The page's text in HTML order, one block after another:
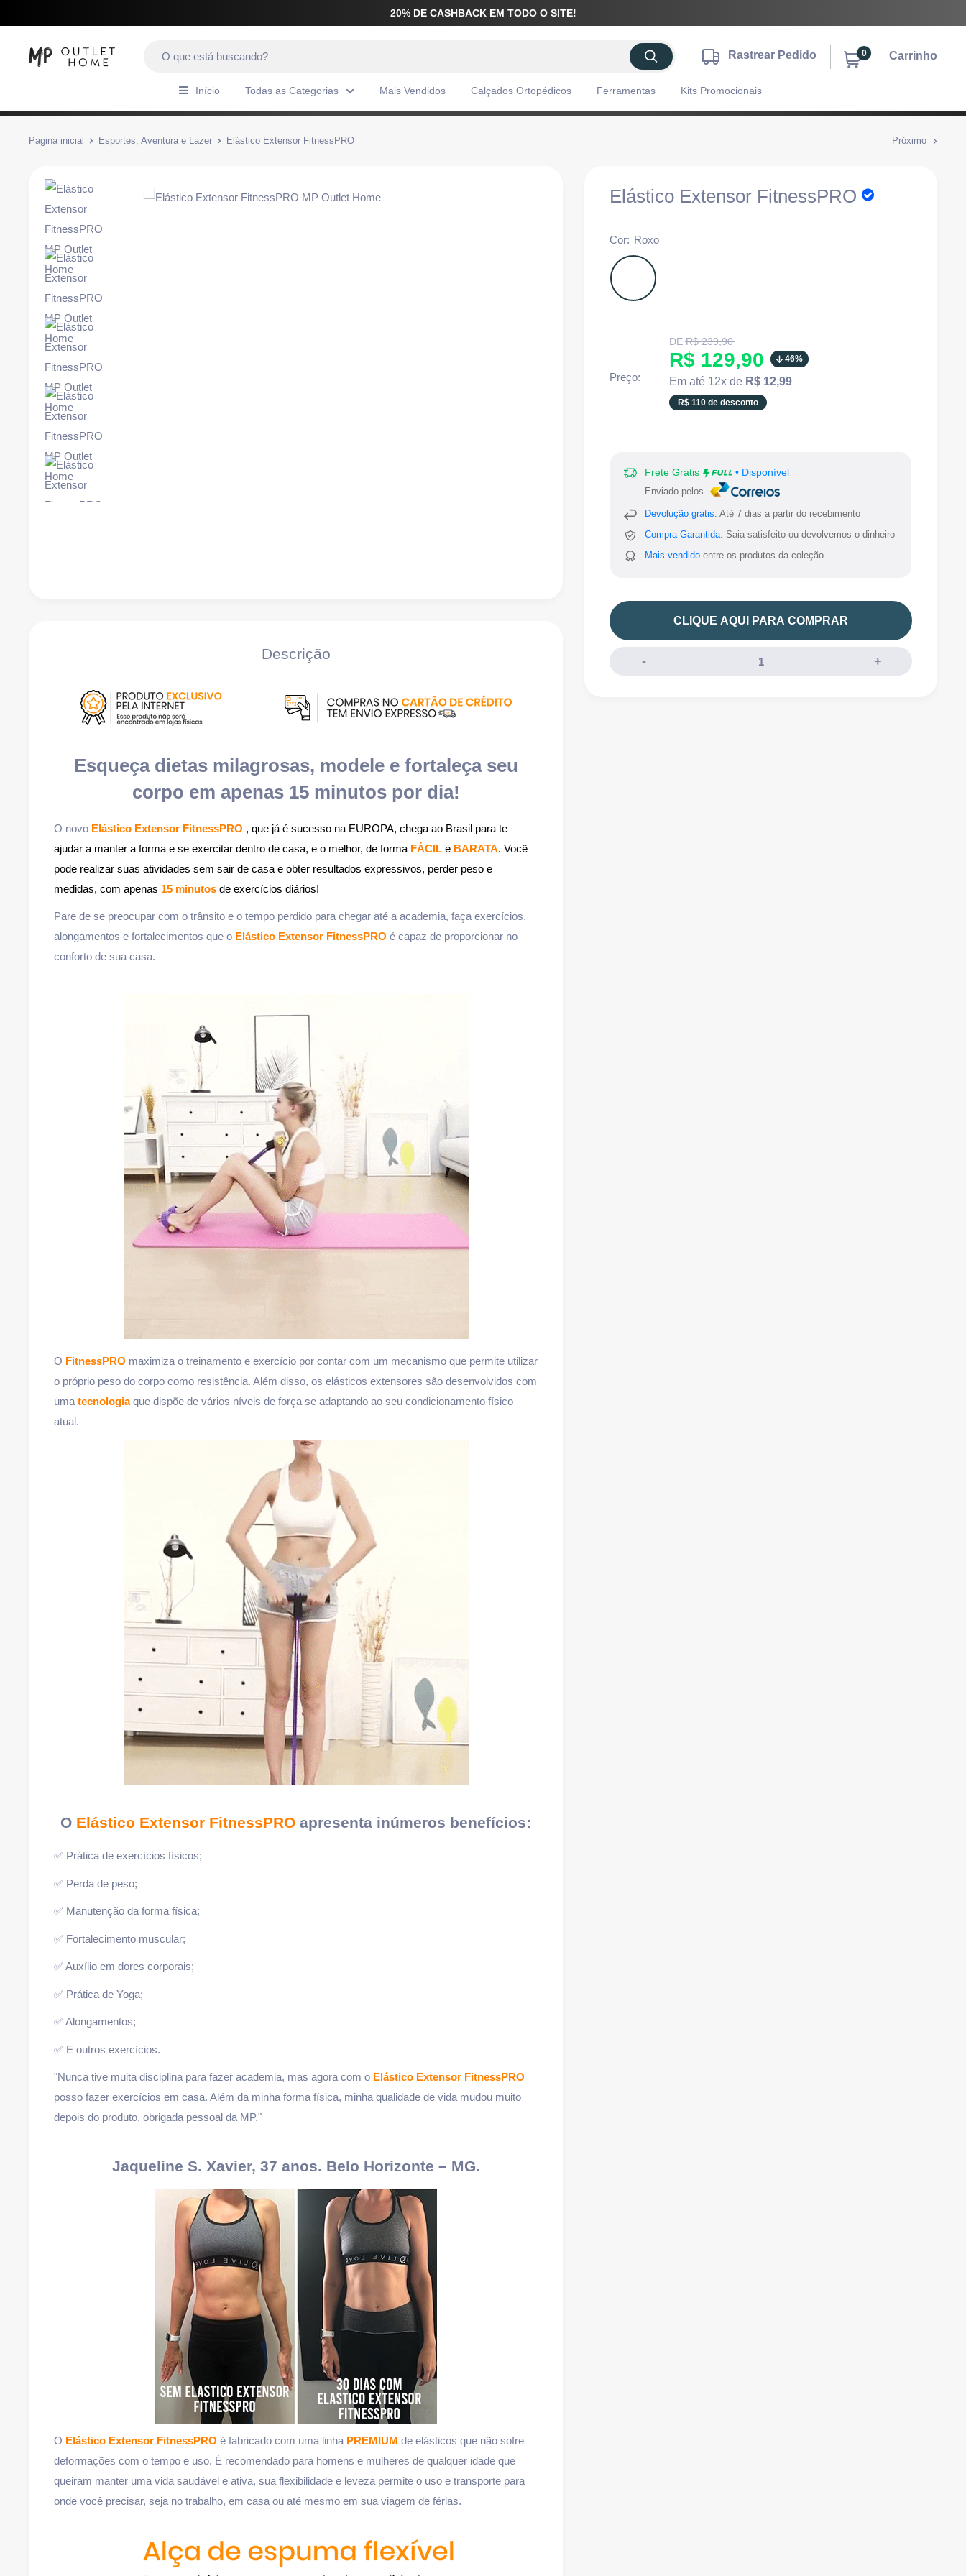
20% DE CASHBACK EM TODO O SITE!
Rastrear Pedido 0 Carrinho
Início Todas as Categorias Mais Vendidos Calçados Ortopédicos Ferramentas Kits Promocionais
Pagina inicial Esportes, Aventura e Lazer Elástico Extensor FitnessPRO Próximo
Elástico Extensor FitnessPRO
Cor: Roxo
Preço:
DETranslation
missing:
pt-
BR.product.general.regular_price
R$ 239,90
Translation
missing:
pt-
R$ 129,90 46%
Em até 12x de R$ 12,99
R$ 110 de desconto
Frete Grátis • Disponível
Enviado pelos
Devolução grátis. Até 7 dias a partir do recebimento
Compra Garantida. Saia satisfeito ou devolvemos o dinheiro
Mais vendido entre os produtos da coleção.
CLIQUE AQUI PARA COMPRAR
Descrição
Esqueça dietas milagrosas, modele e fortaleça seu
corpo em apenas 15 minutos por dia!
O novo Elástico Extensor FitnessPRO , que já é sucesso na EUROPA, chega ao Brasil para te
ajudar a manter a forma e se exercitar dentro de casa, e o melhor, de forma FÁCIL e BARATA. Você
pode realizar suas atividades sem sair de casa e obter resultados expressivos, perder peso e
medidas, com apenas 15 minutos de exercícios diários!
Pare de se preocupar com o trânsito e o tempo perdido para chegar até a academia, faça exercícios,
alongamentos e fortalecimentos que o Elástico Extensor FitnessPRO é capaz de proporcionar no
conforto de sua casa.
O FitnessPRO maximiza o treinamento e exercício por contar com um mecanismo que permite utilizar
o próprio peso do corpo como resistência. Além disso, os elásticos extensores são desenvolvidos com
uma tecnologiaque dispõe de vários níveis de força se adaptando ao seu condicionamento físico
atual.
O Elástico Extensor FitnessPRO apresenta inúmeros benefícios:
✅ Prática de exercícios físicos;
✅ Perda de peso;
✅ Manutenção da forma física;
✅ Fortalecimento muscular;
✅ Auxílio em dores corporais;
✅ Prática de Yoga;
✅ Alongamentos;
✅ E outros exercícios.
"Nunca tive muita disciplina para fazer academia, mas agora com o Elástico Extensor FitnessPRO
posso fazer exercícios em casa. Além da minha forma física, minha qualidade de vida mudou muito
depois do produto, obrigada pessoal da MP."
Jaqueline S. Xavier, 37 anos. Belo Horizonte – MG.
O Elástico Extensor FitnessPRO é fabricado com uma linha PREMIUM de elásticos que não sofre
deformações com o tempo e uso. É recomendado para homens e mulheres de qualquer idade que
queiram manter uma vida saudável e ativa, sua flexibilidade e leveza permite o uso e transporte para
onde você precisar, seja no trabalho, em casa ou até mesmo em sua viagem de férias.